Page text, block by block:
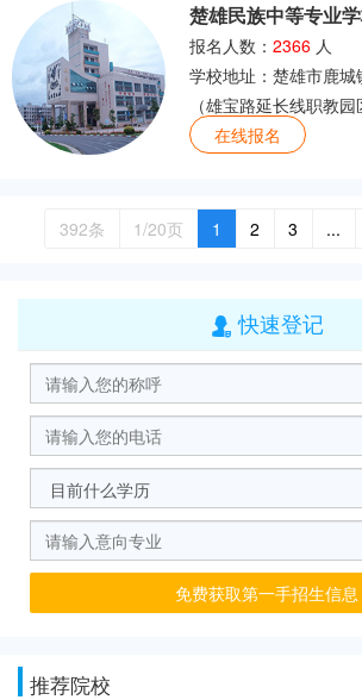
楚雄民族中等专业
报名人数：2366 人
学校地址：楚雄市鹿
（雄宝路延长线职教园
在线报名
392条 1/20页 1 2 3 ...
 快速登记
免费获取第一手招生信息
推荐院校